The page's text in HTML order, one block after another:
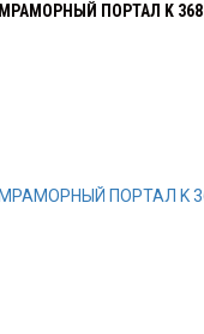
МРАМОРНЫЙ ПОРТАЛ K 368